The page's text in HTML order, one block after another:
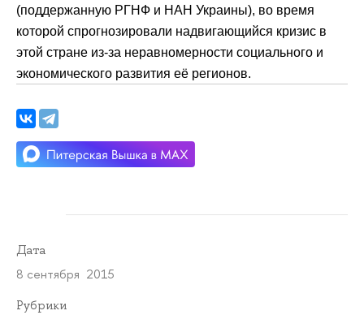
(поддержанную РГНФ и НАН Украины), во время
которой спрогнозировали надвигающийся кризис в
этой стране из-за неравномерности социального и
экономического развития её регионов.
Дата
8 сентября 2015
Рубрики